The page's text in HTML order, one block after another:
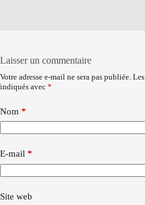
Laisser un commentaire
Votre adresse e-mail ne sera pas publiée.
indiqués avec *
Nom *
E-mail *
Site web